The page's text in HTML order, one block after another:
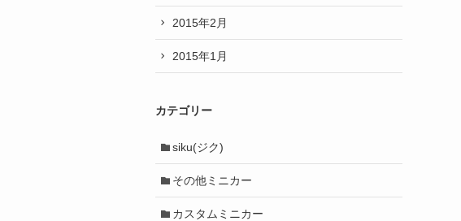
2015年2月
2015年1月
カテゴリー
siku(ジク)
その他ミニカー
カスタムミニカー